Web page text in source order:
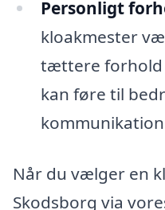
Personligt
kloakmester
tættere forhold
kan føre til
Når du vælger en
Skodsborg via